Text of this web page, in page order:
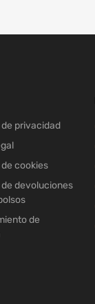
privacidad
cookies
devoluciones
de